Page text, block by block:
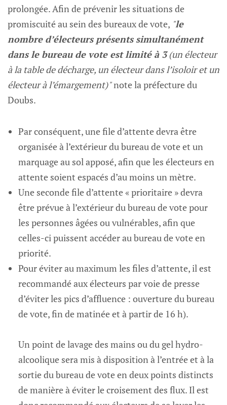
prolongée. Afin de prévenir les situations de
promiscuité au sein des bureaux de vote, "le
nombre d’électeurs présents simultanément
dans le bureau de vote est limité à 3(un électeur
à la table de décharge, un électeur dans l’isoloir et un
électeur à l’émargement)"note la préfecture du
Doubs.
Par conséquent, une file d’attente devra être
organisée à l’extérieur du bureau de vote et un
marquage au sol apposé, afin que les électeurs en
attente soient espacés d’au moins un mètre.
Une seconde file d’attente « prioritaire » devra
être prévue à l’extérieur du bureau de vote pour
les personnes âgées ou vulnérables, afin que
celles-ci puissent accéder au bureau de vote en
priorité.
Pour éviter au maximum les files d’attente, il est
recommandé aux électeurs par voie de presse
d’éviter les pics d’affluence : ouverture du bureau
de vote, fin de matinée et à partir de 16 h).
Un point de lavage des mains ou du gel hydro-
alcoolique sera mis à disposition à l’entrée et à la
sortie du bureau de vote en deux points distincts
de manière à éviter le croisement des flux. Il est